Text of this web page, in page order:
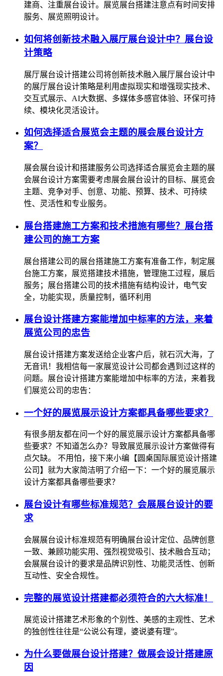
建商、注重展台设计。展览展台搭建注意点有时间安排
服务、展览照明设计。
如何将创新技术融入展厅展台设计中？展台设
计策略
展厅展台设计搭建公司将创新技术融入展厅展台设计中
的展厅展台设计策略是利用虚拟现实和增强现实技术、
交互式展示、AI大数据、多媒体多感官体验、环保可持
续、模块化灵活设计。
如何选择适合展览会主题的展会展台设计方
案？
展会展台设计和搭建服务公司选择适合展览会主题的展
会展台设计方案需要考虑展会展台设计的目标、展览会
主题、竞争对手、创意、功能、预算、技术、可持续
性、灵活性和专业服务。
展台搭建施工方案和技术措施有哪些？展台搭
建公司的施工方案
展台搭建公司的展台搭建施工方案有准备工作，制定展
台施工方案，展览搭建技术措施，管理施工过程，展后
服务；展台搭建公司的技术措施有结构设计，电气安
全，功能实现，质量控制，循环利用
展台设计搭建方案能增加中标率的方法，来着
展览公司的忠告
展台设计搭建方案发送给企业客户后，就石沉大海，了
无音讯！我相信每一家展览设计公司都会遇到过这样的
问题。展台设计搭建方案能增加中标率的方法，来着我
们展览公司的忠告：
一个好的展览展示设计方案都具备哪些要求？
有很多朋友都在问一个好的展览展示设计方案都具备哪
些要求？不知道怎么办？导致展览展示设计方案做得有
点欠缺。 不用怕，接下来小编【圆桌国际展览设计搭建
公司】就为大家简洁明了介绍一下：一个好的展览展示
设计方案都具备哪些要求？
展台设计有哪些标准规范？会展展台设计的要
求
会展展台设计标准规范有明确展台设计定位、品牌创意
一致、兼顾功能实用、强烈视觉吸引、技术融合互动；
会展展台设计的要求是品牌识别性、功能灵活性、创新
互动性、安全合规性。
完整的展览设计搭建都必须符合的六大标准！
展览设计搭建艺术形象的个别性、美感的主观性、艺术
的独创性往往是“公说公有理，婆说婆有理”。
为什么要做展台设计搭建？做展会设计搭建原
因